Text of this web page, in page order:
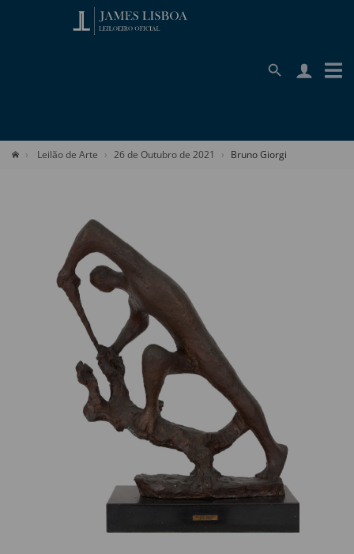
Leilão de Arte 26 de Outubro de 2021 Bruno Giorgi